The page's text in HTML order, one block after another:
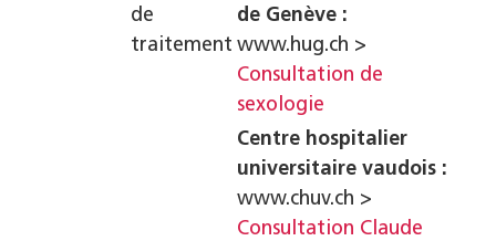
de
traitement
de Genève :
www.hug.ch >
Consultation de
sexologie
Centre hospitalier
universitaire vaudois :
www.chuv.ch >
Consultation Claude